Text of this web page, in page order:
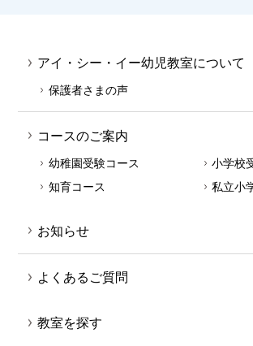
アイ・シー・イー幼児教室について
保護者さまの声
コースのご案内
幼稚園受験コース
小学校
知育コース
私立小
お知らせ
よくあるご質問
教室を探す